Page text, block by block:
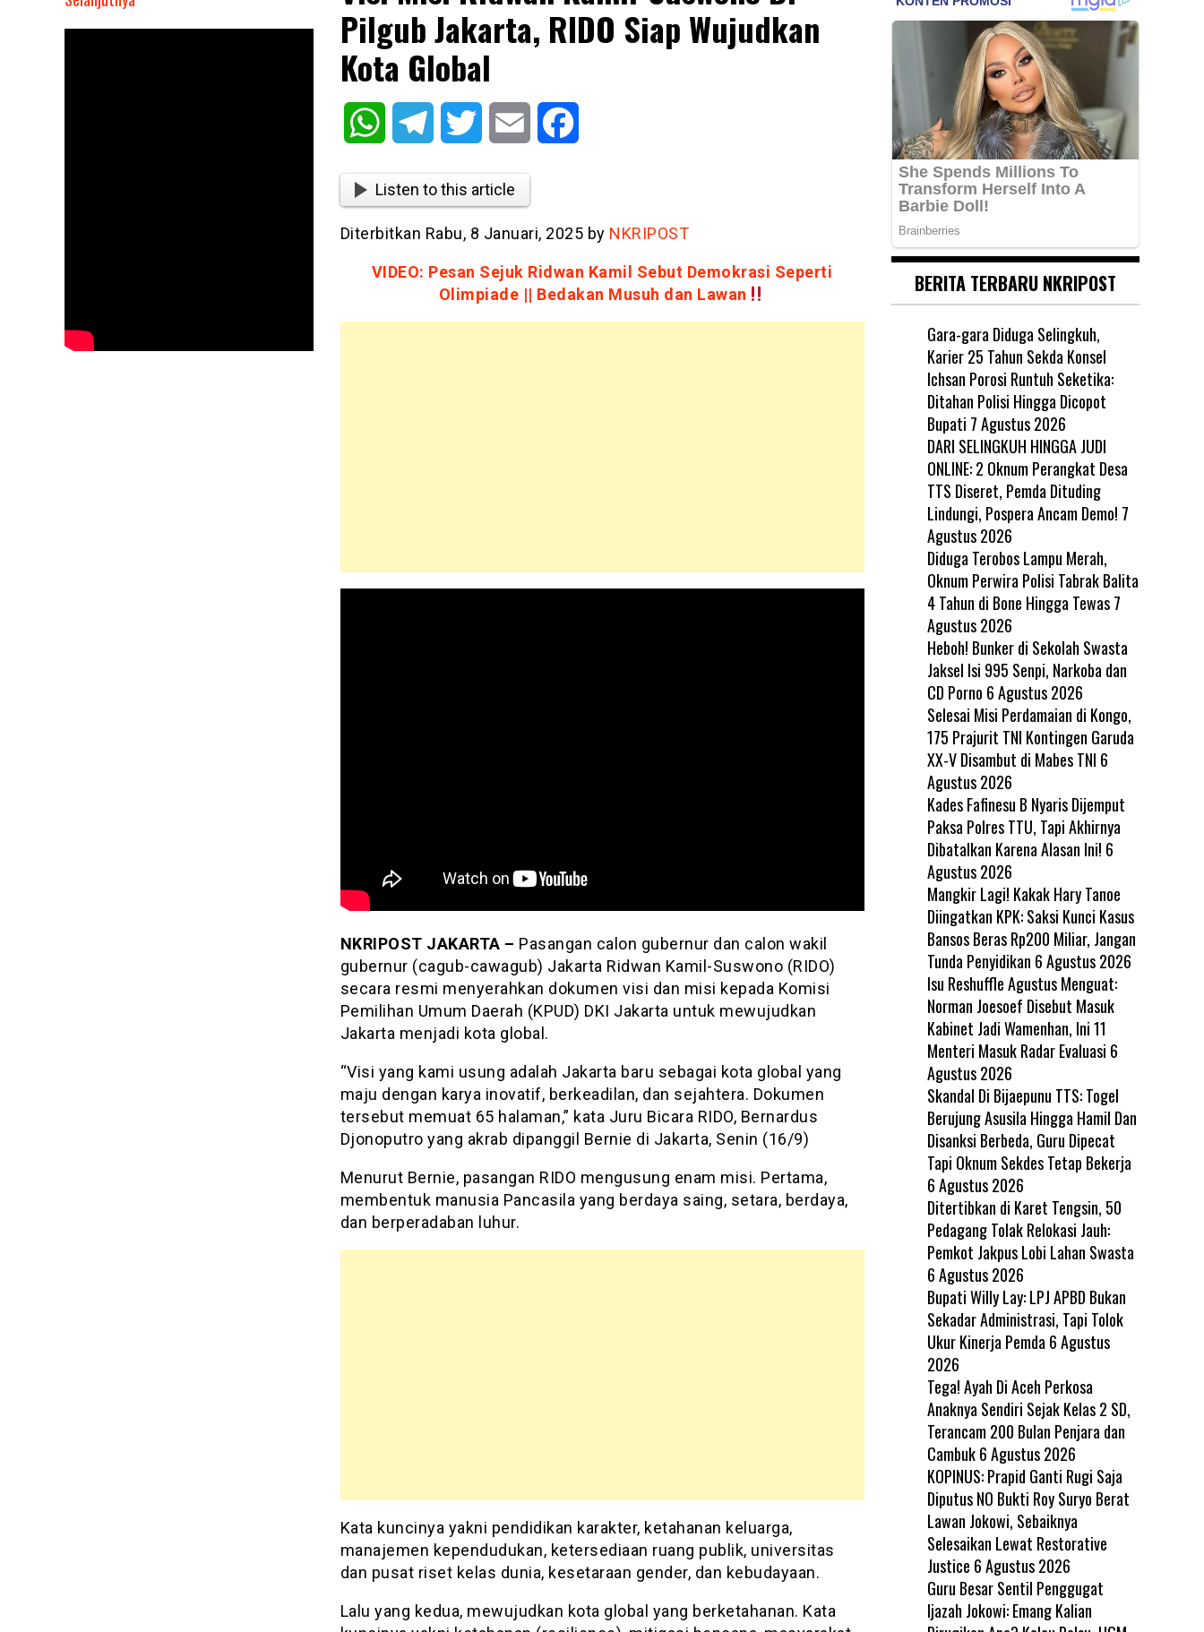
Pilgub Jakarta, RIDO Siap Wujudkan
Kota Global
WhatsAppTelegram Twitter Email
Listen to this article
Diterbitkan Rabu, 8 Januari, 2025 by NKRIPOST
VIDEO: Pesan Sejuk Ridwan Kamil Sebut Demokrasi Seperti
Olimpiade || Bedakan Musuh dan Lawan
NKRIPOST JAKARTA – Pasangan calon gubernur dan calon wakil
gubernur (cagub-cawagub) Jakarta Ridwan Kamil-Suswono (RIDO)
secara resmi menyerahkan dokumen visi dan misi kepada Komisi
Pemilihan Umum Daerah (KPUD) DKI Jakarta untuk mewujudkan
Jakarta menjadi kota global.
“Visi yang kami usung adalah Jakarta baru sebagai kota global yang
maju dengan karya inovatif, berkeadilan, dan sejahtera. Dokumen
tersebut memuat 65 halaman,” kata Juru Bicara RIDO, Bernardus
Djonoputro yang akrab dipanggil Bernie di Jakarta, Senin (16/9)
Menurut Bernie, pasangan RIDO mengusung enam misi. Pertama,
membentuk manusia Pancasila yang berdaya saing, setara, berdaya,
dan berperadaban luhur.
Kata kuncinya yakni pendidikan karakter, ketahanan keluarga,
manajemen kependudukan, ketersediaan ruang publik, universitas
dan pusat riset kelas dunia, kesetaraan gender, dan kebudayaan.
Lalu yang kedua, mewujudkan kota global yang berketahanan. Kata
BERITA TERBARU NKRIPOST
Gara-gara Diduga Selingkuh,
Karier 25 Tahun Sekda Konsel
Ichsan Porosi Runtuh Seketika:
Ditahan Polisi Hingga Dicopot
Bupati 7 Agustus 2026
DARI SELINGKUH HINGGA JUDI
ONLINE: 2 Oknum Perangkat Desa
TTS Diseret, Pemda Dituding
Lindungi, Pospera Ancam Demo! 7
Agustus 2026
Diduga Terobos Lampu Merah,
Oknum Perwira Polisi Tabrak Balita
4 Tahun di Bone Hingga Tewas 7
Agustus 2026
Heboh! Bunker di Sekolah Swasta
Jaksel Isi 995 Senpi, Narkoba dan
CD Porno 6 Agustus 2026
Selesai Misi Perdamaian di Kongo,
175 Prajurit TNI Kontingen Garuda
XX-V Disambut di Mabes TNI 6
Agustus 2026
Kades Fafinesu B Nyaris Dijemput
Paksa Polres TTU, Tapi Akhirnya
Dibatalkan Karena Alasan Ini! 6
Agustus 2026
Mangkir Lagi! Kakak Hary Tanoe
Diingatkan KPK: Saksi Kunci Kasus
Bansos Beras Rp200 Miliar, Jangan
Tunda Penyidikan 6 Agustus 2026
Isu Reshuffle Agustus Menguat:
Norman Joesoef Disebut Masuk
Kabinet Jadi Wamenhan, Ini 11
Menteri Masuk Radar Evaluasi 6
Agustus 2026
Skandal Di Bijaepunu TTS: Togel
Berujung Asusila Hingga Hamil Dan
Disanksi Berbeda, Guru Dipecat
Tapi Oknum Sekdes Tetap Bekerja
6 Agustus 2026
Ditertibkan di Karet Tengsin, 50
Pedagang Tolak Relokasi Jauh:
Pemkot Jakpus Lobi Lahan Swasta
6 Agustus 2026
Bupati Willy Lay: LPJ APBD Bukan
Sekadar Administrasi, Tapi Tolok
Ukur Kinerja Pemda 6 Agustus
2026
Tega! Ayah Di Aceh Perkosa
Anaknya Sendiri Sejak Kelas 2 SD,
Terancam 200 Bulan Penjara dan
Cambuk 6 Agustus 2026
KOPINUS: Prapid Ganti Rugi Saja
Diputus NO Bukti Roy Suryo Berat
Lawan Jokowi, Sebaiknya
Selesaikan Lewat Restorative
Justice 6 Agustus 2026
Guru Besar Sentil Penggugat
Ijazah Jokowi: Emang Kalian